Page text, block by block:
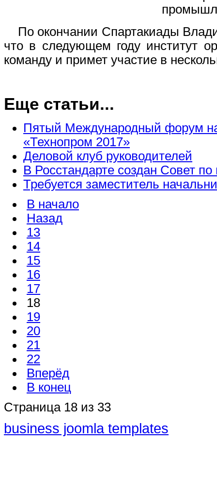
По окончании Спартакиады
что в следующем году институт
команду и примет участие в
Еще статьи...
Пятый Международный форум
«Технопром 2017»
Деловой клуб руководителей
В Росстандарте создан Совет
Требуется заместитель
В начало
Назад
13
14
15
16
17
18
19
20
21
22
Вперёд
В конец
Страница 18 из 33
business joomla templates